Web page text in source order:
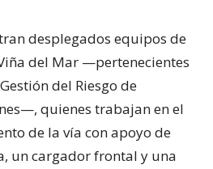
desplegados equipos de
del Mar —pertenecientes
del Riesgo de
quienes trabajan en el
de la vía con apoyo de
un cargador frontal y una